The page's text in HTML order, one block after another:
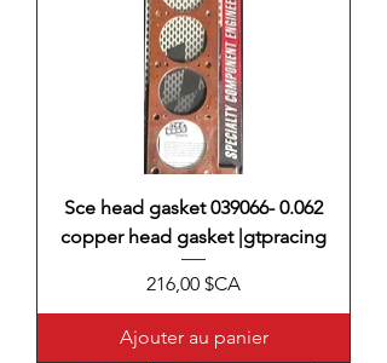
Sce head gasket 039066- 0.062
copper head gasket |gtpracing
Prix
216,00 $CA
Ajouter au panier